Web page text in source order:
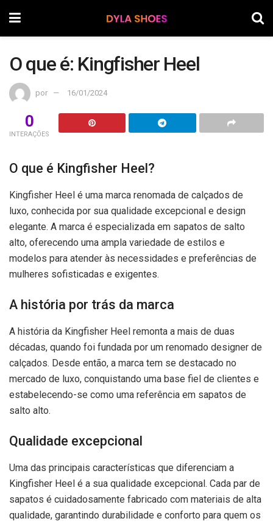
O que é: Kingfisher Heel
por 16/01/2024
0
INTERAÇÕES
O que é Kingfisher Heel?
Kingfisher Heel é uma marca renomada de calçados de
luxo, conhecida por sua qualidade excepcional e design
elegante. A marca é especializada em sapatos de salto
alto, oferecendo uma ampla variedade de estilos e
modelos para atender às necessidades e preferências de
mulheres sofisticadas e exigentes.
A história por trás da marca
A história da Kingfisher Heel remonta a mais de duas
décadas, quando foi fundada por um renomado designer de
calçados. Desde então, a marca tem se destacado no
mercado de luxo, conquistando uma base fiel de clientes e
estabelecendo-se como uma referência em sapatos de
salto alto.
Qualidade excepcional
Uma das principais características que diferenciam a
Kingfisher Heel é a sua qualidade excepcional. Cada par de
sapatos é cuidadosamente fabricado com materiais de alta
qualidade, garantindo durabilidade e conforto para quem os